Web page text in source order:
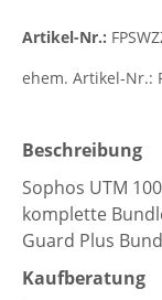
Artikel-Nr.:
ehem. Artikel-Nr.:
Beschreibung
Sophos UTM
komplette
Guard Plus
Kaufberatung